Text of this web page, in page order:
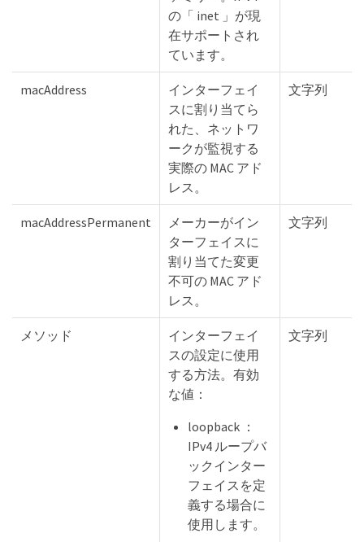
の「 inet 」が現
在サポートされ
ています。
macAddress
インターフェイ
スに割り当てら
れた、ネットワ
ークが監視する
実際の MAC アド
レス。
文字列
macAddressPermanent
メーカーがイン
ターフェイスに
割り当てた変更
不可の MAC アド
レス。
文字列
メソッド
インターフェイ
スの設定に使用
する方法。有効
な値：
loopback ：
IPv4 ループバ
ックインター
フェイスを定
義する場合に
使用します。
文字列